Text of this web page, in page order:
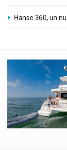
Hanse 360, un